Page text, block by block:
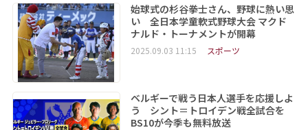
始球式の杉谷拳士さん、野球に熱い思
い 全日本学童軟式野球大会 マクド
ナルド・トーナメントが開幕
2025.09.03 11:15 スポーツ
ベルギーで戦う日本人選手を応援しよ
う シント＝トロイデン戦全試合を
BS10が今季も無料放送